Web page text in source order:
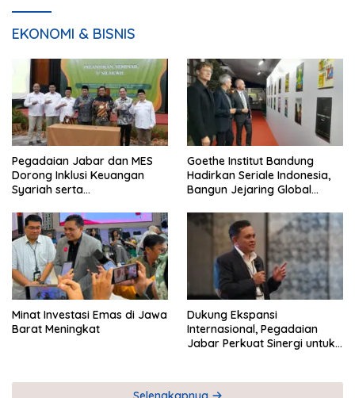
EKONOMI & BISNIS
Pegadaian Jabar dan MES
Dorong Inklusi Keuangan
Syariah serta
Goethe Institut Bandung
Hadirkan Seriale Indonesia,
Bangun Jejaring Global
Minat Investasi Emas di Jawa
Barat Meningkat
Dukung Ekspansi
Internasional, Pegadaian
Jabar Perkuat Sinergi untuk